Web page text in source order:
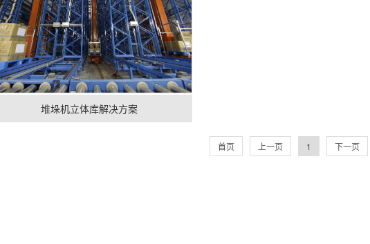
堆垛机立体库解决方案
首页 上一页 1 下一页